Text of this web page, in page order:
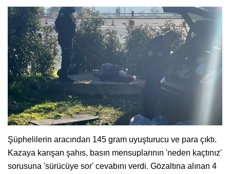
Şüphelilerin aracından 145 gram uyuşturucu ve para çıktı.
Kazaya karışan şahıs, basın mensuplarının 'neden kaçtınız'
sorusuna 'sürücüye sor' cevabını verdi. Gözaltına alınan 4